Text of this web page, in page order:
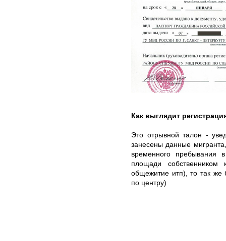
Как выглядит
Это отрывной талон -
занесены данные
временного
площади собственником
общежитие итп), то так же
по центру)